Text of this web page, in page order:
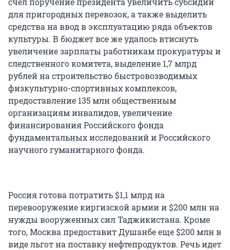
для пригородных перевозок, а также выделить
средства на ввод в эксплуатацию ряда объектов
культуры. В бюджет все же удалось втиснуть
увеличение зарплаты работникам прокуратуры и
следственного комитета, выделение 1,7 млрд
рублей на строительство быстровозводимых
физкультурно-спортивных комплексов,
предоставление 135 млн общественным
организациям инвалидов, увеличение
финансирования Российского фонда
фундаментальных исследований и Российского
научного гуманитарного фонда.
Россия готова потратить $1,1 млрд на
перевооружение киргизской армии и $200 млн на
нужды вооруженных сил Таджикистана. Кроме
того, Москва предоставит Душанбе еще $200 млн в
виде льгот на поставку нефтепродуктов. Речь идет